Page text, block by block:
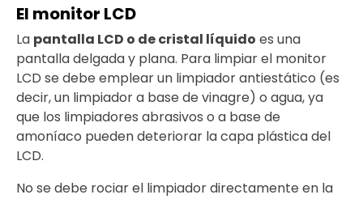
El monitor LCD
La pantalla LCD o de cristal líquido es una
pantalla delgada y plana. Para limpiar el monitor
LCD se debe emplear un limpiador antiestático (es
decir, un limpiador a base de vinagre) o agua, ya
que los limpiadores abrasivos o a base de
amoníaco pueden deteriorar la capa plástica del
LCD.
No se debe rociar el limpiador directamente en la